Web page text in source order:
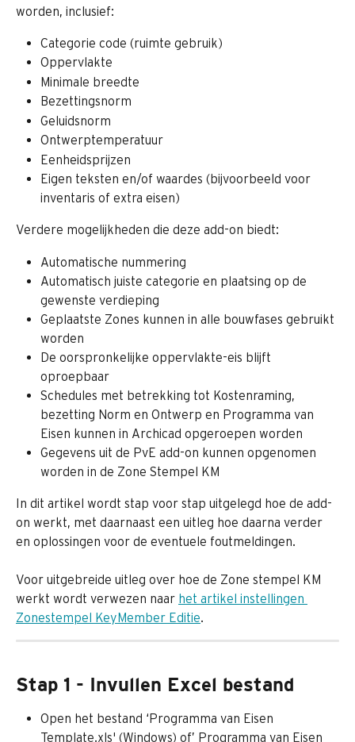
worden, inclusief:
Categorie code (ruimte gebruik)
Oppervlakte
Minimale breedte
Bezettingsnorm
Geluidsnorm
Ontwerptemperatuur
Eenheidsprijzen
Eigen teksten en/of waardes (bijvoorbeeld voor
inventaris of extra eisen)
Verdere mogelijkheden die deze add-on biedt:
Automatische nummering
Automatisch juiste categorie en plaatsing op de
gewenste verdieping
Geplaatste Zones kunnen in alle bouwfases gebruikt
worden
De oorspronkelijke oppervlakte-eis blijft
oproepbaar
Schedules met betrekking tot Kostenraming,
bezetting Norm en Ontwerp en Programma van
Eisen kunnen in Archicad opgeroepen worden
Gegevens uit de PvE add-on kunnen opgenomen
worden in de Zone Stempel KM
In dit artikel wordt stap voor stap uitgelegd hoe de add-
on werkt, met daarnaast een uitleg hoe daarna verder
en oplossingen voor de eventuele foutmeldingen.
Voor uitgebreide uitleg over hoe de Zone stempel KM
werkt wordt verwezen naar het artikel instellingen
Zonestempel KeyMember Editie.
Stap 1 - Invullen Excel bestand
Open het bestand ‘Programma van Eisen
Template.xls' (Windows) of’ Programma van Eisen